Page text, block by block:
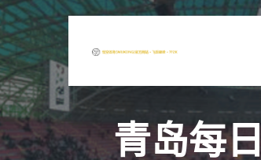
青岛每